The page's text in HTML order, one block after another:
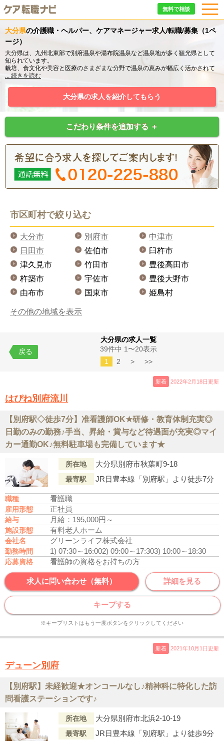
無料で相談
大分県の介護職・ヘルパー、ケアマネージャー求人/転職/募集（1ペ
ージ）
大分県は、九州北東部で別府温泉や湯布院温泉など温泉地が多く観光県として
知られています。
栽培、食文化や美容と医療のさまざまな分野で温泉の恵みが幅広く活かされて
いる大分県は65歳以上、10万人当たり約24件の介護老人福祉施設があり、多く
... 続きを読む
大分県の求人を紹介してもらう
こだわり条件を追加する ＋
市区町村で絞り込む
大分市 別府市
中津市
日田市
佐伯市
臼杵市
津久見市
竹田市
豊後高田市
杵築市
宇佐市
豊後大野市
由布市
国東市 姫島村
その他の地域を表示
大分県の求人一覧
39件中 1〜20表示
1
2 > >>
戻る
新着 2022年2月18日更新
はぴね別府流川
【別府駅◇徒歩7分】准看護師OK★研修・教育体制充実◎
日勤のみの勤務♪手当、昇給・賞与など待遇面が充実◎マイ
カー通勤OK♪無料駐車場も完備しています★
所在地 大分県別府市秋葉町9-18
最寄駅 JR日豊本線「別府駅」より徒歩7分
職種 看護職
雇用形態 正社員
給与 月給：195,000円～
施設形態 有料老人ホーム
会社名 グリーンライフ株式会社
勤務時間 1) 07:30～16:002) 09:00～17:303) 10:00～18:30
応募資格 看護師の資格をお持ちの方
求人に問い合わせ（無料） 詳細を見る
キープする
※キープリストはもう一度ボタンをクリックしてください
新着 2021年10月1日更新
デューン別府
【別府駅】未経歓迎★オンコールなし♪精神科に特化した訪
問看護ステーションです♪
所在地 大分県別府市北浜2-10-19
最寄駅 JR日豊本線「別府駅」より徒歩9分